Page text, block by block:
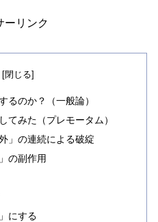
ーリンク
るのか？（一般論）
てみた（プレモータム）
」の連続による破綻
の副作用
にする